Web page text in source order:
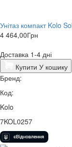
Унітаз компакт Kolo
4 464,00Грн
Доставка 1-4 дні
Купити У кошику
Бренд:
Код:
Kolo
7KOL0257